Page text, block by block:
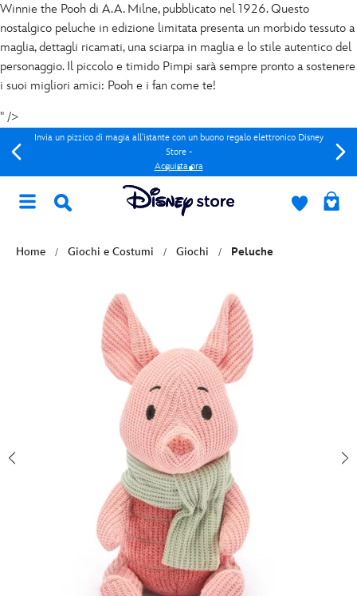
Winnie the Pooh di A.A. Milne, pubblicato nel 1926. Questo
nostalgico peluche in edizione limitata presenta un morbido tessuto a
maglia, dettagli ricamati, una sciarpa in maglia e lo stile autentico del
personaggio. Il piccolo e timido Pimpi sarà sempre pronto a sostenere
i suoi migliori amici: Pooh e i fan come te!
" />
Invia un pizzico di magia all'istante con un buono regalo elettronico Disney
Store -
Acquista ora
Home Giochi e Costumi Giochi Peluche